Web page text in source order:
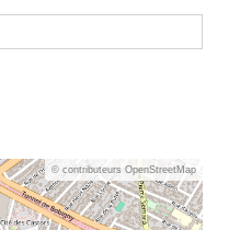
© contributeurs OpenStreetMap